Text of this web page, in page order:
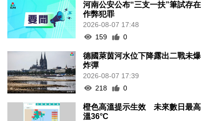
河南公安公布“三支一扶”筆試存在
作弊犯罪
2026-08-07 17:48
159
0
德國萊茵河水位下降露出二戰未爆
炸彈
2026-08-07 17:39
218
0
橙色高溫提示生效 未來數日最高
溫36°C